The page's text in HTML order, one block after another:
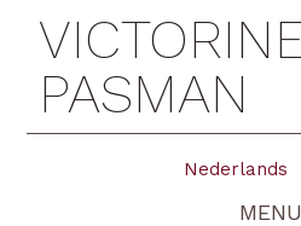
PASMAN
Nederlands
MENU